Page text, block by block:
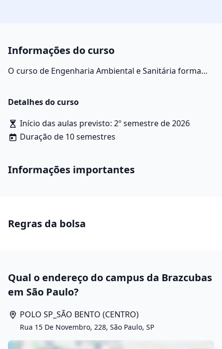
Informações do curso
O curso de Engenharia Ambiental e Sanitária forma
homem, considerando sua magnitude, duração,
se qualifica para avaliar, prevenir e controlar a
poluição e degradação do solo, ar e água. No mercado
ligadas ao saneamento, consultorias, setores de meio
Detalhes do curso
Início das aulas previsto: 2º semestre de 2026
Duração de 10 semestres
Informações importantes
Regras da bolsa
Qual o endereço do campus da Brazcubas
em São Paulo?
POLO SP_SÃO BENTO (CENTRO)
Rua 15 De Novembro, 228, São Paulo, SP